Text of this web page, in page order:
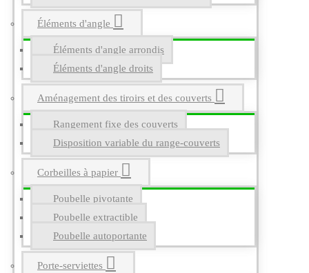
Éléments d'angle
Éléments d'angle arrondis
Éléments d'angle droits
Aménagement des tiroirs et des couverts
Rangement fixe des couverts
Disposition variable du range-couverts
Corbeilles à papier
Poubelle pivotante
Poubelle extractible
Poubelle autoportante
Porte-serviettes